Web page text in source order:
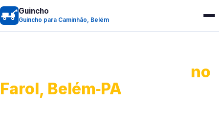
Guincho
Guincho para Caminhão, Belém
no
Farol, Belém‑PA